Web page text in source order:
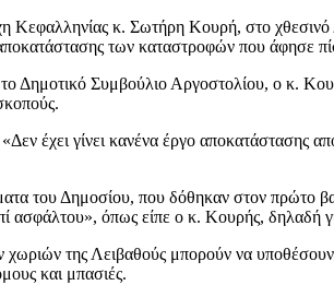
Κεφαλληνίας κ. Σωτήρη Κουρή, στο
των καταστροφών που άφησε
Δημοτικό Συμβούλιο Αργοστολίου, ο κ.
«Δεν έχει γίνει κανένα έργο
του Δημοσίου, που δόθηκαν στον πρώτο
ασφάλτου», όπως είπε ο κ. Κουρής, δηλαδή
χωριών της Λειβαθούς μπορούν να
και μπασιές.